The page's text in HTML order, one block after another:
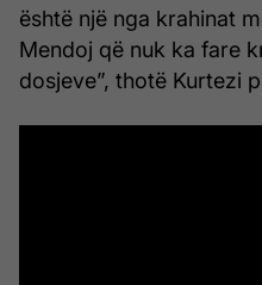
është një nga krahinat
Mendoj që nuk ka fare
dosjeve”, thotë Kurtezi